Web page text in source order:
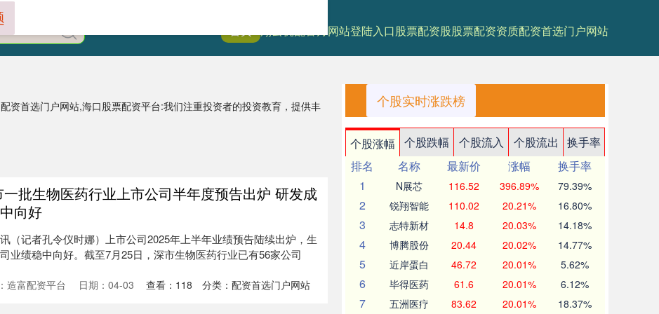
翔云优配官方网站登陆入口股票配资股股票配资资质配资首选门户网站
资首选门户网站,海口股票配资平台:我们注重投资者的投资教育，提供丰
批生物医药行业上市公司半年度预告出炉 研发成
向好
（记者孔令仪时娜）上市公司2025年上半年业绩预告陆续出炉，生
业绩稳中向好。截至7月25日，深市生物医药行业已有56家公司
造富配资平台 日期：04-03 查看： 118 分类：配资首选门户网站
个股实时涨跌榜
个股涨幅 个股跌幅 个股流入 个股流出
换手率
排名
名称 最新价 涨幅
换手率
1
N展芯 116.52 396.89% 79.39%
2 锐翔智能 110.02 20.21% 16.80%
3 志特新材 14.8 20.03% 14.18%
4 博腾股份 20.44 20.02% 14.77%
5 近岸蛋白 46.72 20.01% 5.62%
6 毕得医药 61.6 20.01% 6.12%
7 五洲医疗 83.62 20.01% 18.37%